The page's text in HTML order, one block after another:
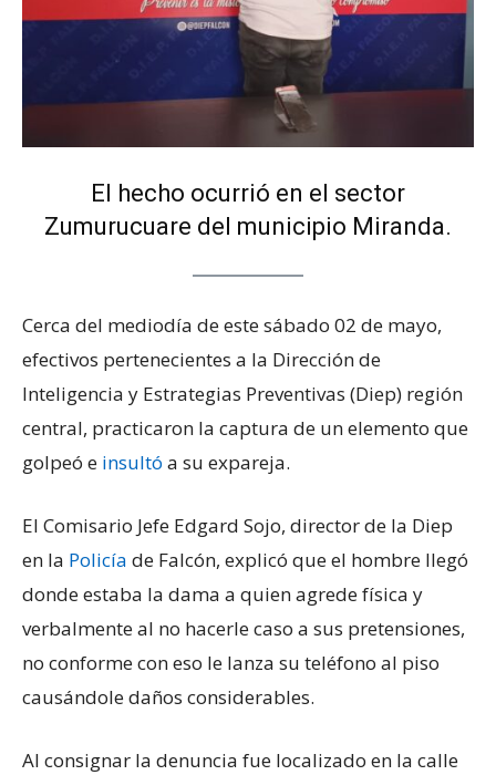
El hecho ocurrió en el sector
Zumurucuare del municipio Miranda.
Cerca del mediodía de este sábado 02 de mayo,
efectivos pertenecientes a la Dirección de
Inteligencia y Estrategias Preventivas (Diep) región
central, practicaron la captura de un elemento que
golpeó e insultó a su expareja.
El Comisario Jefe Edgard Sojo, director de la Diep
en la Policía de Falcón, explicó que el hombre llegó
donde estaba la dama a quien agrede física y
verbalmente al no hacerle caso a sus pretensiones,
no conforme con eso le lanza su teléfono al piso
causándole daños considerables.
Al consignar la denuncia fue localizado en la calle